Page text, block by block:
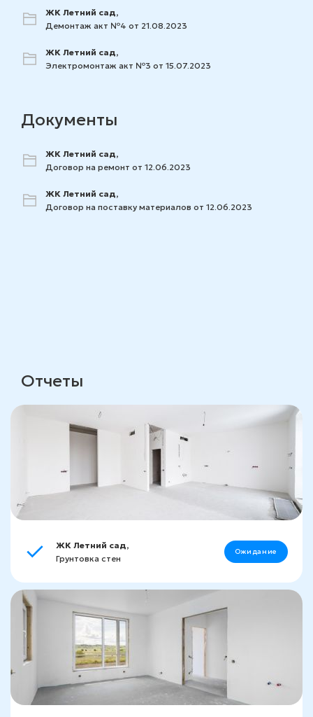
ЖК Летний сад,
Демонтаж акт №4 от 21.08.2023
ЖК Летний сад,
Электромонтаж акт №3 от 15.07.2023
Документы
ЖК Летний сад,
Договор на ремонт от 12.06.2023
ЖК Летний сад,
Договор на поставку материалов от 12.06.2023
Отчеты
ЖК Летний сад,
Грунтовка стен
Ожидание